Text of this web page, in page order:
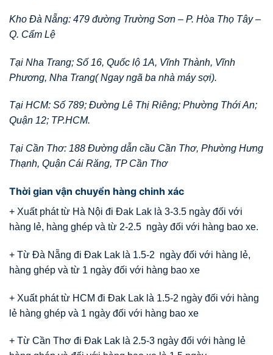
Kho Đà Nẵng: 479 đường Trường Sơn – P. Hòa Thọ Tây –
Q. Cẩm Lệ
Tại Nha Trang; Số 16, Quốc lộ 1A, Vĩnh Thành, Vĩnh
Phương, Nha Trang( Ngay ngã ba nhà máy sợi).
Tại HCM: Số 789; Đường Lê Thị Riêng; Phường Thới An;
Quận 12; TP.HCM.
Tại Cần Thơ: 188 Đường dẫn cầu Cần Thơ, Phường Hưng
Thạnh, Quận Cái Răng, TP Cần Thơ
Thời gian vận chuyển hàng chinh xác
+ Xuất phát từ Hà Nội đi Đak Lak là 3-3.5 ngày đối với
hàng lẻ, hàng ghép và từ 2-2.5 ngày đối với hàng bao xe.
+ Từ Đà Nẵng đi Đak Lak là 1.5-2 ngày đối với hàng lẻ,
hàng ghép và từ 1 ngày đối với hàng bao xe
+ Xuất phát từ HCM đi Đak Lak là 1.5-2 ngày đối với hàng
lẻ hàng ghép và 1 ngày đối với hàng bao xe
+ Từ Cần Thơ đi Đak Lak là 2.5-3 ngày đối với hàng lẻ